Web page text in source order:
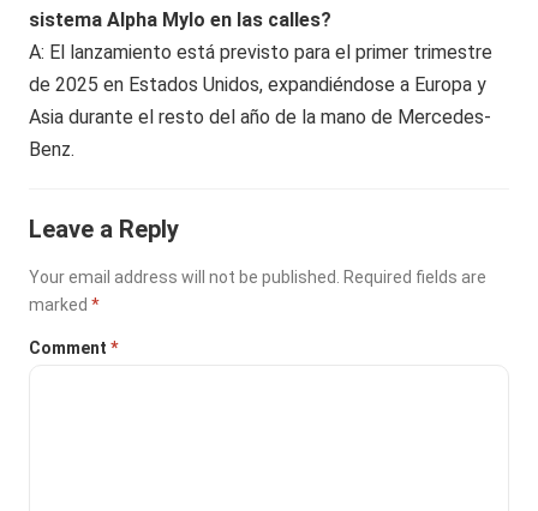
sistema Alpha Mylo en las calles?
A: El lanzamiento está previsto para el primer trimestre
de 2025 en Estados Unidos, expandiéndose a Europa y
Asia durante el resto del año de la mano de Mercedes-
Benz.
Leave a Reply
Your email address will not be published.
Required fields are
marked*
Comment*